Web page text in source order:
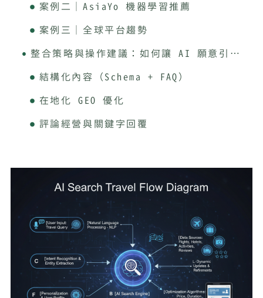
案例二｜AsiaYo 機器學習推薦
案例三｜全球平台趨勢
整合策略與操作建議：如何讓 AI 願意引用你的民宿？
結構化內容（Schema + FAQ）
在地化 GEO 優化
評論經營與關鍵字回覆
常見錯誤與避免指南
AIO 時代旅宿業者檢查清單
中小企業數位轉型領導品牌